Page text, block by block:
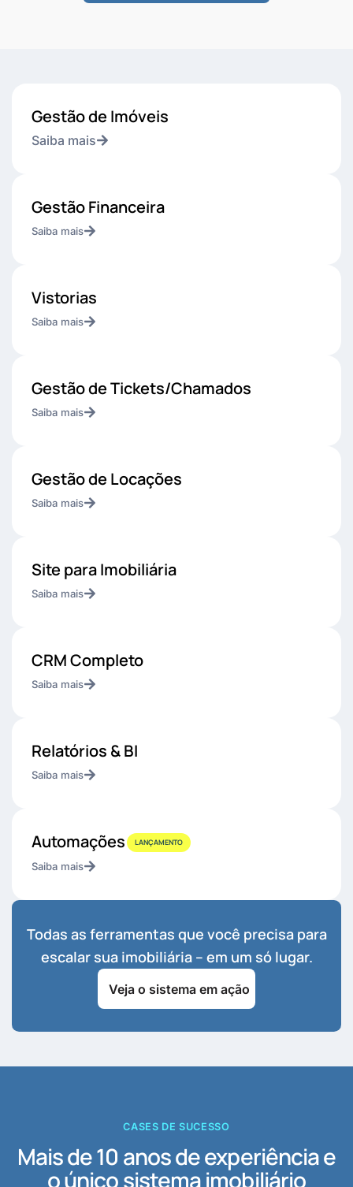
Gestão de Imóveis
Saiba mais
Gestão Financeira
Saiba mais
Vistorias
Saiba mais
Gestão de Tickets/Chamados
Saiba mais
Gestão de Locações
Saiba mais
Site para Imobiliária
Saiba mais
CRM Completo
Saiba mais
Relatórios & BI
Saiba mais
Automações LANÇAMENTO
Saiba mais
Todas as ferramentas que você precisa para
escalar sua imobiliária – em um só lugar.
Veja o sistema em ação
CASES DE SUCESSO
Mais de 10 anos de experiência e
o único sistema imobiliário